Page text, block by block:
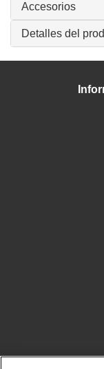
Accesorios
Detalles del